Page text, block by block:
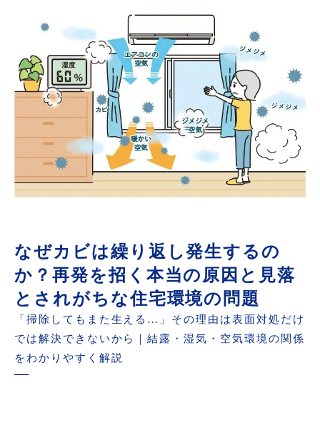
なぜカビは繰り返し発生するの
か？再発を招く本当の原因と見落
とされがちな住宅環境の問題
「掃除してもまた生える…」その理由は表面対処だけ
では解決できないから｜結露・湿気・空気環境の関係
をわかりやすく解説